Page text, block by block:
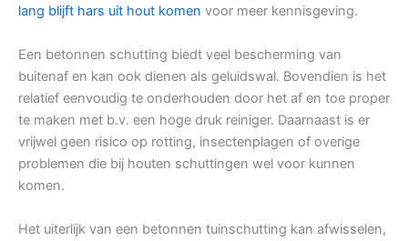
lang blijft hars uit hout komen voor meer kennisgeving.
Een betonnen schutting biedt veel bescherming van
buitenaf en kan ook dienen als geluidswal. Bovendien is het
relatief eenvoudig te onderhouden door het af en toe proper
te maken met b.v. een hoge druk reiniger. Daarnaast is er
vrijwel geen risico op rotting, insectenplagen of overige
problemen die bij houten schuttingen wel voor kunnen
komen.
Het uiterlijk van een betonnen tuinschutting kan afwisselen,